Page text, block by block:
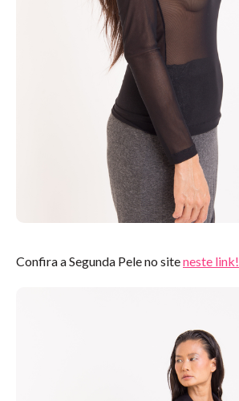
Confira a Segunda Pele no siteneste link!